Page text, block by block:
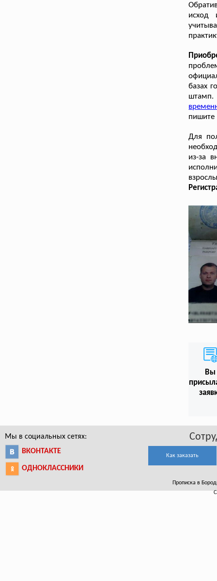
исход
базах
штамп.
пишите
Для
из-за
Вы
Мы в социальных сетях:
ВКОНТАКТЕ
ОДНОКЛАССНИКИ
Как заказать
Прописка в